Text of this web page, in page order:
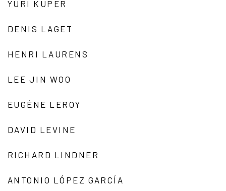
YURI KUPER
DENIS LAGET
HENRI LAURENS
LEE JIN WOO
EUGÈNE LEROY
DAVID LEVINE
RICHARD LINDNER
ANTONIO LÓPEZ GARCÍA